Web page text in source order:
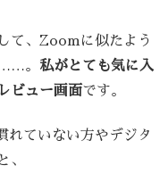
て、Zoomに似たよう
。 私がとても気に入
ビュー画面です。
れていない方やデジタ
、